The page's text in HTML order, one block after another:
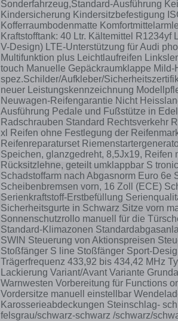
Sonderfahrzeug,Standard-Ausführung
Kindersicherung Kindersitzbefestigung
Kofferraumbodenmatte
Kraftstofftank: 40 Ltr. Kältemittel
V-Design) LTE-Unterstützung für Audi
Multifunktion plus Leichtlaufreifen
touch Manuelle Gepäckraumklappe
spez.Schilder/Aufkleber/
neuer Leistungskennzeichnung
Neuwagen-Reifengarantie Nicht
Ausführung Pedale und Fußstütze in
Radschrauben Standard Rechtsverkehr
xl Reifen ohne Festlegung der
Reifenreparaturset
Speichen, glanzgedreht, 8,5Jx19, Reifen
Rücksitzlehne, geteilt umklappbar S
Schadstoffarm nach Abgasnorm Euro
Scheibenbremsen vorn, 16 Zoll (ECE)
Serienkraftstoff-Erstbefüllung
Sicherheitsgurte in Schwarz Sitze vorn
Sonnenschutzrollo manuell für die
Standard-Klimazonen
SWIN Steuerung von Aktionspreisen
Stoßfänger S line Stoßfänger Sport-
Trägerfrequenz 433,92 bis 434,42 MHz
Lackierung Variant/Avant Variante
Warnwesten Vorbereitung für Functions
Vordersitze manuell einstellbar
Karosserieabdeckungen Steinschlag-
felsgrau/schwarz-schwarz /schwarz/